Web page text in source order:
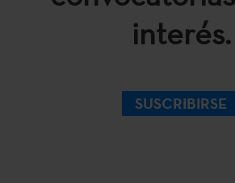
interés.
SUSCRIBIRSE